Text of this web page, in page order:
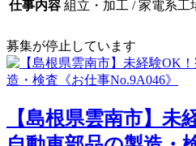
仕事内容 組立・加工 / 家電系工
募集が停止しています
【島根県雲南市】未